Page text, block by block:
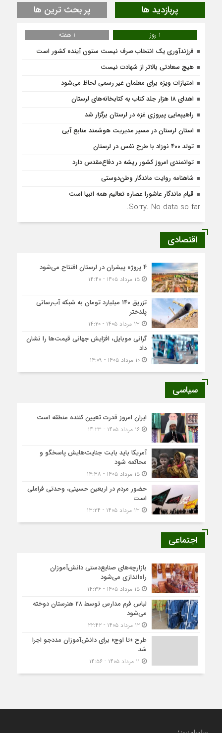
پربازدید ها پر بحث ترین ها
1 روز
1 هفته
فرزندآوری یک انتخاب صرف نیست ستون آینده کشور است
هیچ سعادتی بالاتر از شهادت نیست
امتیازات ویژه برای معلمان غیر رسمی لحاظ می‌شود
اهدای ۱۸ هزار جلد کتاب به کتابخانه‌های لرستان
راهیپمایی پیروزی غزه در لرستان برگزار شد
استان لرستان در مسیر مدیریت هوشمند منابع آبی
تولد ۴۰۰ نوزاد با طرح نفس در لرستان
توانمندی امروز کشور ریشه در دفاع‌مقدس دارد
شاهنامه روایت ماندگار وطن‌دوستی
قیام ماندگار عاشورا عصاره تعالیم همه انبیا است
Sorry. No data so far.
اقتصادی
۴ پروژه پیشران در لرستان افتتاح می‌شود
۱۵ مرداد ۱۴۰۵ - ۱۴:۴۰
تزریق ۱۴۰ میلیارد تومان به شبکه آب‌رسانی
پلدختر
گرانی موبایل، افزایش جهانی قیمت‌ها را نشان
داد
۱۰ مرداد ۱۴۰۵ - ۱۴:۰۹
سیاسی
ایران امروز قدرت تعیین کننده منطقه است
۱۶ مرداد ۱۴۰۵ - ۱۴:۲۳
آمریکا باید بابت جنایت‌هایش پاسخگو و
محاکمه شود
۱۵ مرداد ۱۴۰۵ - ۱۴:۳۸
حضور مردم در اربعین حسینی، وحدتی فراملی
است
اجتماعی
بازارچه‌های صنایع‌دستی دانش‌آموزان
راه‌اندازی می‌شود
۱۵ مرداد ۱۴۰۵ - ۱۴:۳۶
لباس فرم مدارس توسط ۲۸ هنرستان‌ دوخته
می‌شود
۱۲ مرداد ۱۴۰۵ - ۲۲:۴۲
طرح «تا اوج» برای دانش‌آموزان مددجو اجرا
شد